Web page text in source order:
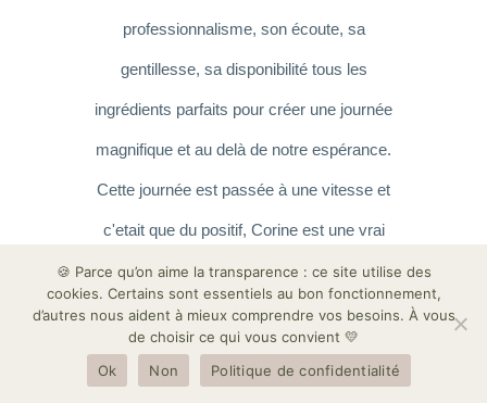
professionnalisme, son écoute, sa
gentillesse, sa disponibilité tous les
ingrédients parfaits pour créer une journée
magnifique et au delà de notre espérance.
Cette journée est passée à une vitesse et
c'etait que du positif, Corine est une vrai
cheffe d'orchestre, tout est coordonné
minutieusement et son équipe est juste
génial et adorable. Nous avons passé les
plus beaux moments de notre vie avec nos
🍪 Parce qu’on aime la transparence : ce site utilise des
cookies. Certains sont essentiels au bon fonctionnement,
d’autres nous aident à mieux comprendre vos besoins. À vous
de choisir ce qui vous convient 💛
Ok
Non Politique de confidentialité